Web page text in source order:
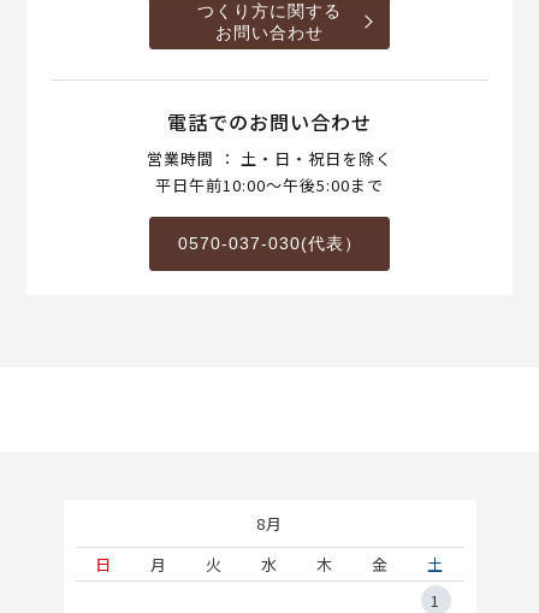
つくり方に関する
お問い合わせ
電話でのお問い合わせ
営業時間 ： 土・日・祝日を除く
平日午前10:00～午後5:00まで
0570-037-030(代表）
8月
日
月 火 水 木 金
土
1